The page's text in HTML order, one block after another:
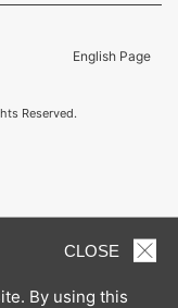
English Page
Reserved.
CLOSE
By using this